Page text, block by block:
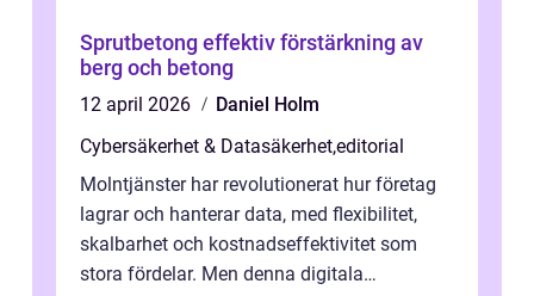
Sprutbetong effektiv förstärkning av
berg och betong
12 april 2026
Daniel Holm
Cybersäkerhet & Datasäkerhet,editorial
Molntjänster har revolutionerat hur företag
lagrar och hanterar data, med flexibilitet,
skalbarhet och kostnadseffektivitet som
stora fördelar. Men denna digitala